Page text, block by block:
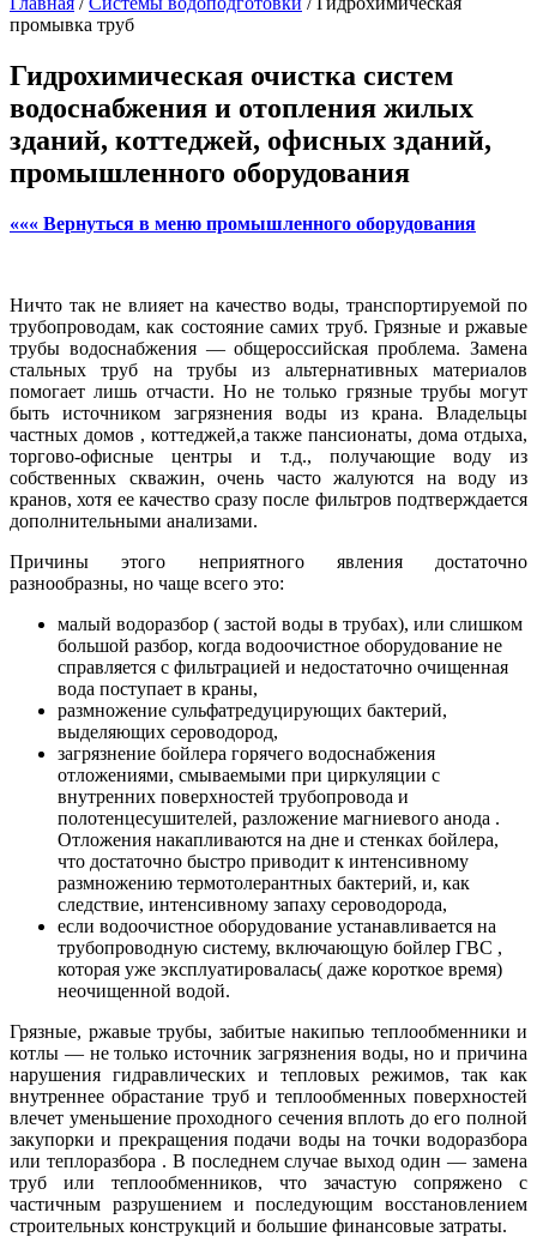
промывка труб
Гидрохимическая очистка систем
водоснабжения и отопления жилых
зданий, коттеджей, офисных зданий,
промышленного оборудования
««« Вернуться в меню промышленного оборудования
Ничто так не влияет на качество воды, транспортируемой по
трубопроводам, как состояние самих труб. Грязные и ржавые
трубы водоснабжения — общероссийская проблема. Замена
стальных труб на трубы из альтернативных материалов
помогает лишь отчасти. Но не только грязные трубы могут
быть источником загрязнения воды из крана. Владельцы
частных домов , коттеджей,а также пансионаты, дома отдыха,
торгово-офисные центры и т.д., получающие воду из
собственных скважин, очень часто жалуются на воду из
кранов, хотя ее качество сразу после фильтров подтверждается
дополнительными анализами.
Причины этого неприятного явления достаточно
разнообразны, но чаще всего это:
малый водоразбор ( застой воды в трубах), или слишком
большой разбор, когда водоочистное оборудование не
справляется с фильтрацией и недостаточно очищенная
вода поступает в краны,
размножение сульфатредуцирующих бактерий,
выделяющих сероводород,
загрязнение бойлера горячего водоснабжения
отложениями, смываемыми при циркуляции с
внутренних поверхностей трубопровода и
полотенцесушителей, разложение магниевого анода .
Отложения накапливаются на дне и стенках бойлера,
что достаточно быстро приводит к интенсивному
размножению термотолерантных бактерий, и, как
следствие, интенсивному запаху сероводорода,
если водоочистное оборудование устанавливается на
трубопроводную систему, включающую бойлер ГВС ,
которая уже эксплуатировалась( даже короткое время)
неочищенной водой.
Грязные, ржавые трубы, забитые накипью теплообменники и
котлы — не только источник загрязнения воды, но и причина
нарушения гидравлических и тепловых режимов, так как
внутреннее обрастание труб и теплообменных поверхностей
влечет уменьшение проходного сечения вплоть до его полной
закупорки и прекращения подачи воды на точки водоразбора
или теплоразбора . В последнем случае выход один — замена
труб или теплообменников, что зачастую сопряжено с
частичным разрушением и последующим восстановлением
строительных конструкций и большие финансовые затраты.